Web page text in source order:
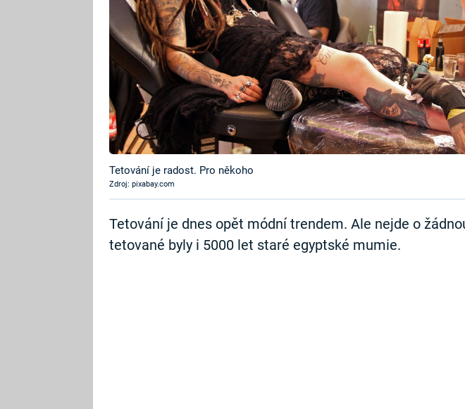
Tetování je radost. Pro někoho
Zdroj: pixabay.com
Tetování je dnes opět módní trendem. Ale nejde o
tetované byly i 5000 let staré egyptské mumie.